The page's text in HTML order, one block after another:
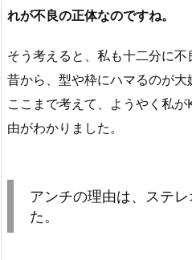
れが不良の正体なのですね。
そう考えると、私も十二分に不
昔から、型や枠にハマるのが大
ここまで考えて、ようやく私
由がわかりました。
アンチの理由は、ステ
た。